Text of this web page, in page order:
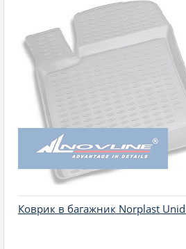
Коврик в багажник Norplast